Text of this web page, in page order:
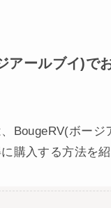
アールブイ)で
BougeRV(ボージ
購入する方法を紹